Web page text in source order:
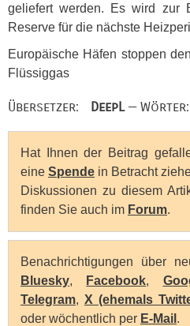
geliefert werden. Es wird zur
Reserve für die nächste
Europäische Häfen stoppen
Flüssiggas
Übersetzer: DeepL— Wörter:
Hat Ihnen der Beitrag
eine Spende in Betracht
Diskussionen zu diesem
finden Sie auch im Forum.
Benachrichtigungen über
Bluesky, Facebook,
Telegram, X (ehemals
oder wöchentlich per E-Mail .